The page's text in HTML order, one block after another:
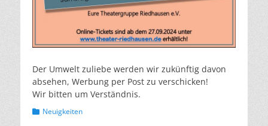
Der Umwelt zuliebe werden wir zukünftig davon
absehen, Werbung per Post zu verschicken!
Wir bitten um Verständnis.
Kategorien
Neuigkeiten